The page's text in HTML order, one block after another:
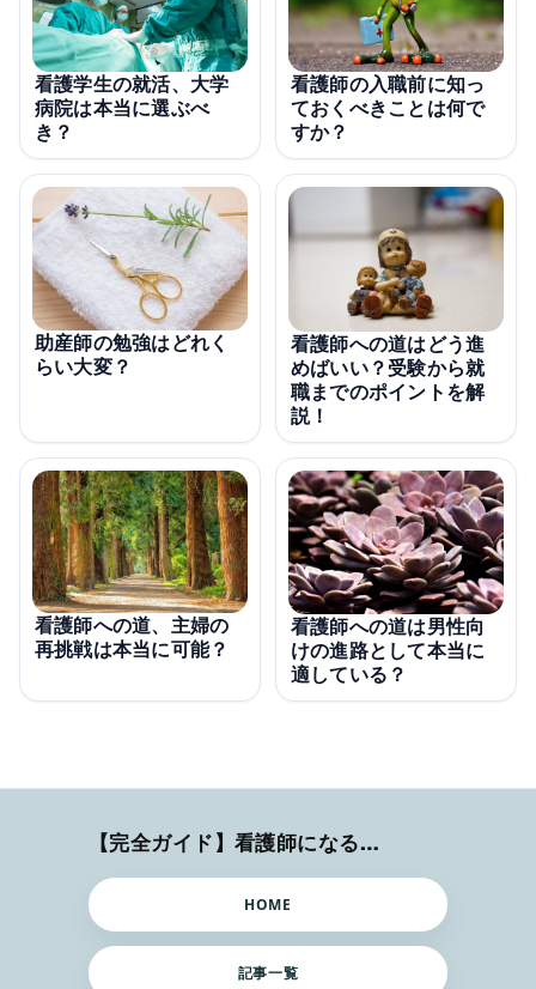
看護学生の就活、大学
病院は本当に選ぶべ
き？
看護師の入職前に知っ
ておくべきことは何で
すか？
助産師の勉強はどれく
らい大変？
看護師への道はどう進
めばいい？受験から就
職までのポイントを解
説！
看護師への道、主婦の
再挑戦は本当に可能？
看護師への道は男性向
けの進路として本当に
適している？
【完全ガイド】看護師になるまでのステップ＆スケジュール
HOME
記事一覧